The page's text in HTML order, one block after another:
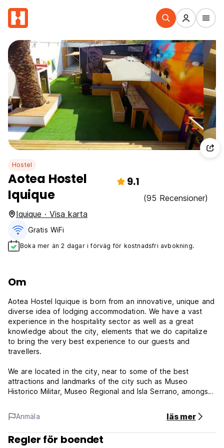
Hostel
Aotea Hostel
Iquique
9.1
(95 Recensioner)
Iquique · Visa karta
Gratis WiFi
Boka mer än 2 dagar i förväg för kostnadsfri avbokning.
Om
Aotea Hostel Iquique is born from an innovative, unique and
diverse idea of lodging accommodation. We have a vast
experience in the hospitality sector as well as a great
knowledge about the city, elements that we do capitalize
to bring the very best experience to our guests and
travellers.
We are located in the city, near to some of the best
attractions and landmarks of the city such as Museo
Historico Militar, Museo Regional and Isla Serrano, amongst
explore and discover in our city.
We have two dorms ideal for solo travellers and
venturesome travellers. We have several common areas
Anmäla läs mer
Regler för boendet